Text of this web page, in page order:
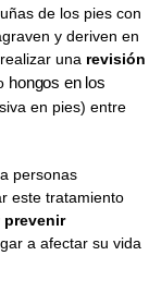
de los pies con
y deriven en
una revisión
hongos en los
en pies) entre
personas
este tratamiento
prevenir
a afectar su vida